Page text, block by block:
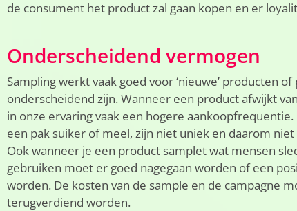
de consument het product zal gaan kopen en er
Onderscheidend vermogen
Sampling werkt vaak goed voor ‘nieuwe’ producten
onderscheidend zijn. Wanneer een product afwijkt
in onze ervaring vaak een hogere
een pak suiker of meel, zijn niet uniek en daarom
Ook wanneer je een product samplet wat mensen
gebruiken moet er goed nagegaan worden of een
worden. De kosten van de sample en de campagne
terugverdiend worden.